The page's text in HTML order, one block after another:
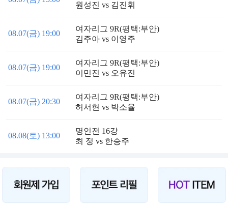
원성진 vs 김진휘
08.07(금) 19:00
여자리그 9R(평택:부안)
김주아 vs 이영주
08.07(금) 19:00
여자리그 9R(평택:부안)
이민진 vs 오유진
08.07(금) 20:30
여자리그 9R(평택:부안)
허서현 vs 박소율
08.08(토) 13:00
명인전 16강
최 정 vs 한승주